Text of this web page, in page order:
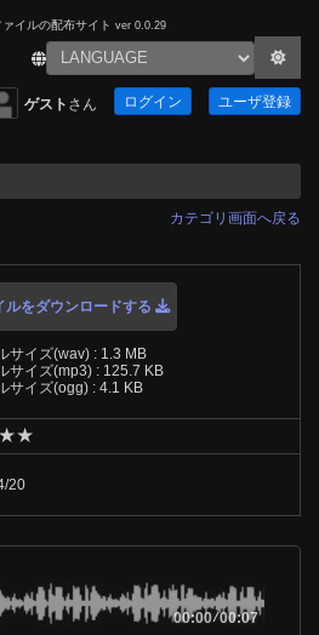
イルの配布サイト ver 0.0.29
ゲスト さん ログイン ユーザ登録
カテゴリ画面へ戻る
ルをダウンロードする
サイズ(wav) : 1.3 MB
サイズ(mp3) : 125.7 KB
サイズ(ogg) : 4.1 KB
★★
20
00:00/00:07